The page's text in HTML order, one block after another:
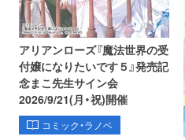
アリアンローズ『魔法世界の受
付嬢になりたいです５』発売記
念まこ先生サイン会
2026/9/21(月・祝)開催
コミック・ラノベ